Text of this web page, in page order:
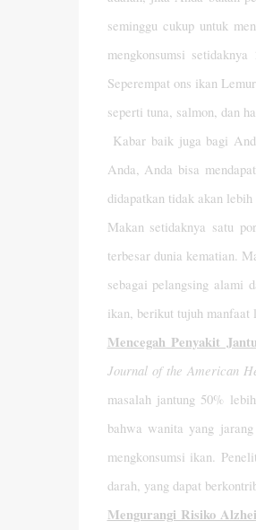
seminggu cukup untuk
mengkonsumsi
Seperempat ons ikan
seperti tuna, salmon, dan
Kabar baik juga bagi
Anda, Anda bisa
didapatkan tidak akan
Makan setidaknya satu
terbesar dunia kematian.
sebagai pelangsing alami
ikan, berikut tujuh manfaat
Mencegah Penyakit
Journal of the American
masalah jantung 50%
bahwa wanita yang
mengkonsumsi ikan.
darah, yang dapat
Mengurangi Risiko